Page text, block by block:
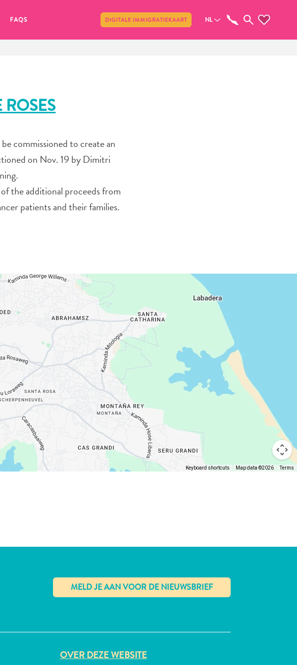
FAQS DIGITALE IMMIGRATIEKAART NL
commissioned to create an
on Nov. 19 by Dimitri
the additional proceeds from
patients and their families.
Keyboard shortcuts Map data ©2026 Terms
✕
OVER DEZE WEBSITE
Delen